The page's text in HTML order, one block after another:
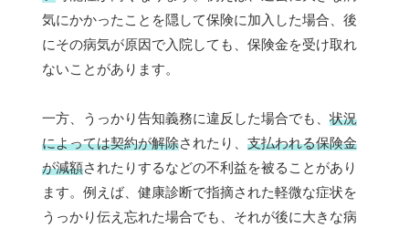
気にかかったことを隠して保険に加入した場合、後
にその病気が原因で入院しても、保険金を受け取れ
ないことがあります。
一方、うっかり告知義務に違反した場合でも、 状況
によっては契約が解除されたり、 支払われる保険金
が減額されたりするなどの不利益を被ることがあり
ます。例えば、健康診断で指摘された軽微な症状を
うっかり伝え忘れた場合でも、それが後に大きな病